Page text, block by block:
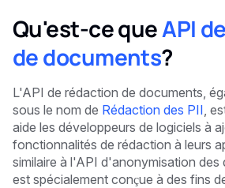
Qu'est-ce queAPI
de documents?
L'API de rédaction de documents,
sous le nom de Rédaction des PII ,
aide les développeurs de logiciels à
fonctionnalités de rédaction à leurs
similaire à l'API d'anonymisation des
est spécialement conçue à des fins